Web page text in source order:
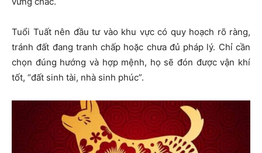
Tuổi Tuất nên đầu tư vào khu vực có quy hoạch rõ ràng,
tránh đất đang tranh chấp hoặc chưa đủ pháp lý. Chỉ cần
chọn đúng hướng và hợp mệnh, họ sẽ đón được vận khí
tốt, “đất sinh tài, nhà sinh phúc”.